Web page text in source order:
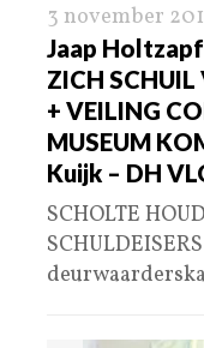
3 november
Jaap
ZICH SCHUIL
+ VEILING
MUSEUM
Kuijk – DH
SCHOLTE
SCHULDEISERS